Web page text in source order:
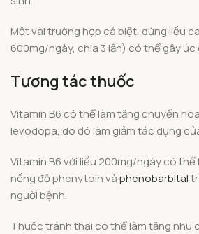
Một vài trường hợp cá biệt, dùng liều
600mg/ngày, chia 3 lần) có thể gây ức
Tương tác thuốc
Vitamin B6 có thể làm tăng chuyển
levodopa, do đó làm giảm tác dụng
Vitamin B6 với liều 200mg/ngày có thể
nồng độ phenytoin vàphenobarbital
người bệnh.
Thuốc tránh thai có thể làm tăng nhu